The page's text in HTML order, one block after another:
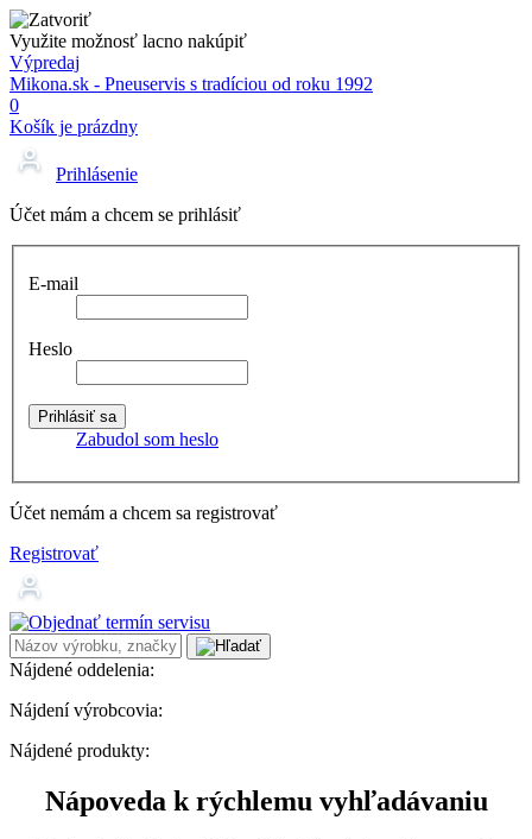
Využite možnosť lacno nakúpiť
Výpredaj
Mikona.sk - Pneuservis s tradíciou od roku 1992
0
Košík je prázdny
Prihlásenie
Účet mám a chcem se prihlásiť
E-mail
Heslo
Zabudol som heslo
Účet nemám a chcem sa registrovať
Registrovať
Nájdené oddelenia:
Nájdení výrobcovia:
Nájdené produkty:
Nápoveda k rýchlemu vyhľadávaniu